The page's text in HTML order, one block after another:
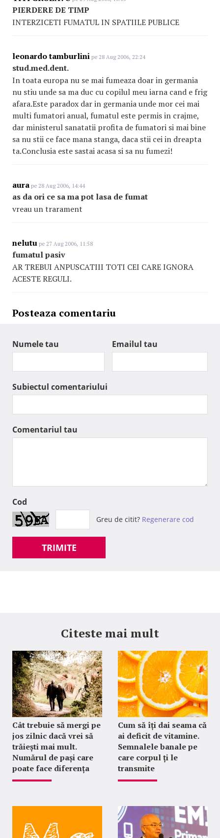
PIERDERE DE TIMP
INTERZICETI FUMATUL IN SPATIILE PUBLICE
leonardo tamburlini pe 28 Aug 2006, 22:24
stud.med.dent.
In toata europa nu se mai fumeaza doar in germania
nu stiu unde sa ma duc cu copilul meu iarna cand e frig
afara.Este paradox dar in germania unde mor cei mai
multi fumatori anual, fumatul este permis in crajme,
dar ministerul sanatatii profita de fumatori si mai bine
sa nu stii ce face mana stanga, daca stii cei in dreapta
ta.Conclusia este sastai acasa si sa nu fumezi!
aura pe 28 Aug 2006, 14:44
as da ori ce sa ma pot lasa de fumat
vreau un trarament
nelutu pe 27 Aug 2006, 11:58
fumatul pasiv
AR TREBUI ANPUSCATIII TOTI CEI CARE IGNORA
ACESTE REGULI.
Posteaza comentariu
Numele tau Emailul tau
Subiectul comentariului
Comentariul tau
Cod
Greu de citit? Regenerare cod
TRIMITE
Citeste mai mult
Cât trebuie să mergi pe
jos zilnic dacă vrei să
trăiești mai mult.
Numărul de pași care
poate face diferența
Cum să îți dai seama că
ai deficit de vitamine.
Semnalele banale pe
care corpul ți le
transmite